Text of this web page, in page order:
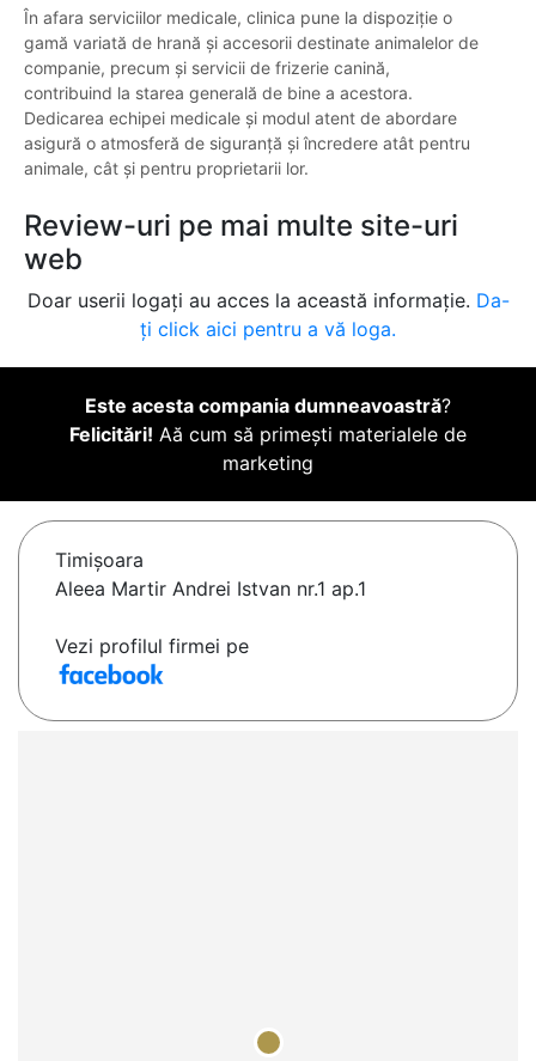
În afara serviciilor medicale, clinica pune la dispoziție o
gamă variată de hrană și accesorii destinate animalelor de
companie, precum și servicii de frizerie canină,
contribuind la starea generală de bine a acestora.
Dedicarea echipei medicale și modul atent de abordare
asigură o atmosferă de siguranță și încredere atât pentru
animale, cât și pentru proprietarii lor.
Review-uri pe mai multe site-uri
web
Doar userii logați au acces la această informație. Da-
ți click aici pentru a vă loga.
Este acesta compania dumneavoastră?
Felicitări! Aă cum să primești materialele de
marketing
Timişoara
Aleea Martir Andrei Istvan nr.1 ap.1
Vezi profilul firmei pe